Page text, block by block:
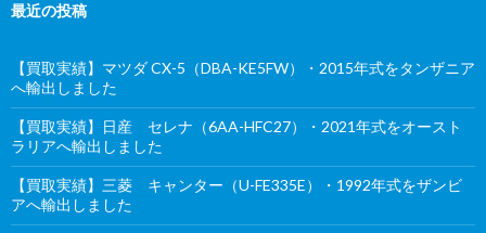
最近の投稿
【買取実績】マツダ CX-5（DBA-KE5FW）・2015年式をタンザニア
へ輸出しました
【買取実績】日産 セレナ（6AA-HFC27）・2021年式をオースト
ラリアへ輸出しました
【買取実績】三菱 キャンター（U-FE335E）・1992年式をザンビ
アへ輸出しました